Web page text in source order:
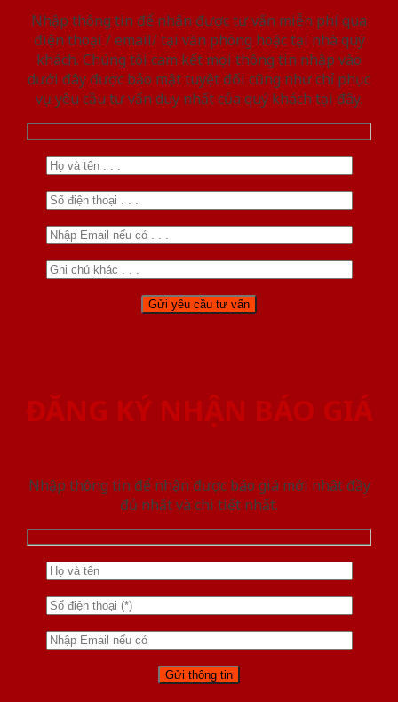
Nhập thông tin để nhận được tư vấn miễn phí qua
điện thoại / email/ tại văn phòng hoặc tại nhà quý
khách. Chúng tôi cam kết mọi thông tin nhập vào
dưới đây được bảo mật tuyệt đối cũng như chỉ phục
vụ yêu cầu tư vấn duy nhất của quý khách tại đây.
ĐĂNG KÝ NHẬN BÁO GIÁ
Nhập thông tin để nhận được báo giá mới nhât đầy
đủ nhất và chi tiết nhất.